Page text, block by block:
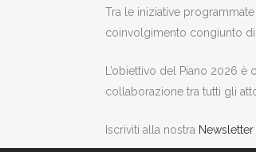
Tra le iniziative
coinvolgimento congiunto di
L’obiettivo del Piano 2026
collaborazione tra tutti gli
Iscriviti alla nostra Newsletter